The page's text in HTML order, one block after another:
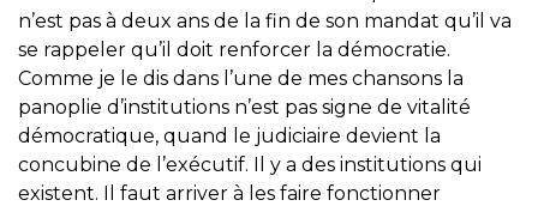
n’est pas à deux ans de la fin de son mandat qu’il va
se rappeler qu’il doit renforcer la démocratie.
Comme je le dis dans l’une de mes chansons la
panoplie d’institutions n’est pas signe de vitalité
démocratique, quand le judiciaire devient la
concubine de l’exécutif. Il y a des institutions qui
existent. Il faut arriver à les faire fonctionner